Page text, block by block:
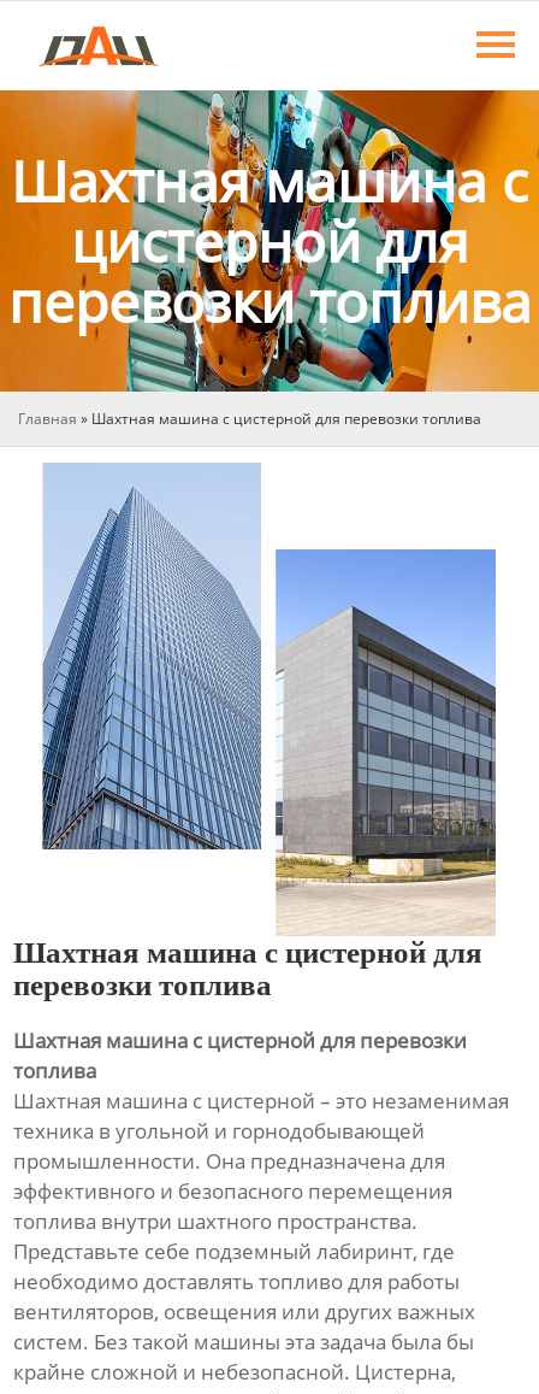
Главная
Продукция
Контакты
Шахтная машина с
цистерной для
перевозки топлива
Главная » Шахтная машина с цистерной для перевозки топлива
Шахтная машина с цистерной для
перевозки топлива
Шахтная машина с цистерной для перевозки
топлива
Шахтная машина с цистерной – это незаменимая
техника в угольной и горнодобывающей
промышленности. Она предназначена для
эффективного и безопасного перемещения
топлива внутри шахтного пространства.
Представьте себе подземный лабиринт, где
необходимо доставлять топливо для работы
вентиляторов, освещения или других важных
систем. Без такой машины эта задача была бы
крайне сложной и небезопасной. Цистерна,